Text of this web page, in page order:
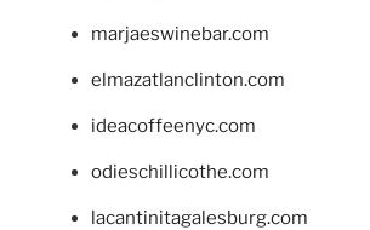
marjaeswinebar.com
elmazatlanclinton.com
ideacoffeenyc.com
odieschillicothe.com
lacantinitagalesburg.com